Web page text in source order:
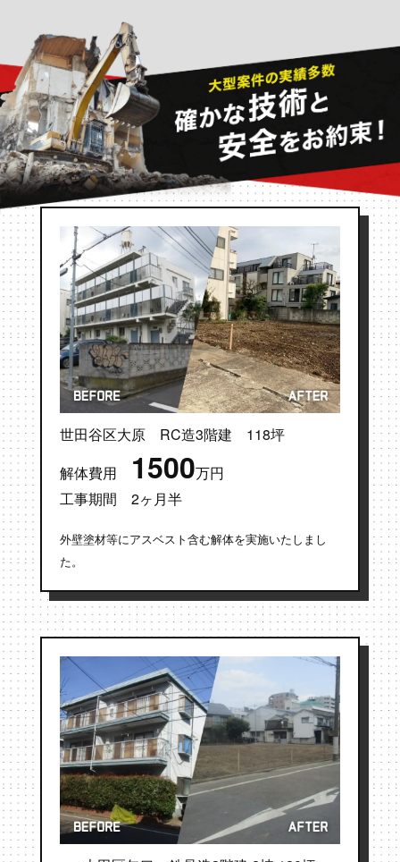
世田谷区大原 RC造3階建 118坪
解体費用 1500万円
工事期間 2ヶ月半
外壁塗材等にアスベスト含む解体を実施いたしまし
た。